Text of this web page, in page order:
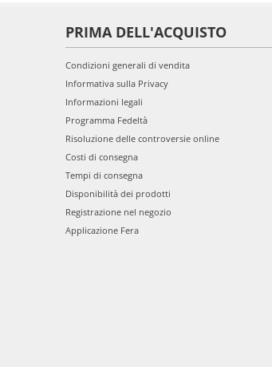
PRIMA DELL'ACQUISTO
Condizioni generali di vendita
Informativa sulla Privacy
Informazioni legali
Programma Fedeltà
Risoluzione delle controversie online
Costi di consegna
Tempi di consegna
Disponibilità dei prodotti
Registrazione nel negozio
Applicazione Fera